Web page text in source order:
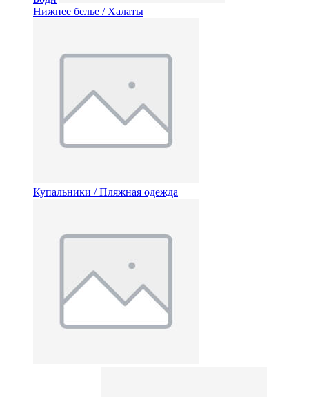
Нижнее белье / Халаты
Купальники / Пляжная одежда